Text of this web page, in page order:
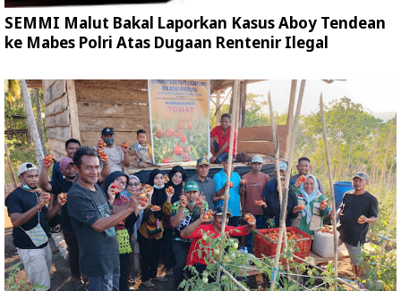
SEMMI Malut Bakal Laporkan Kasus Aboy Tendean
ke Mabes Polri Atas Dugaan Rentenir Ilegal